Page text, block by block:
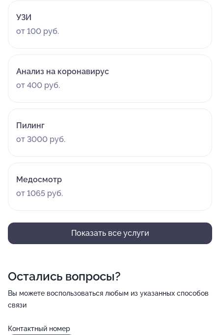
УЗИ
от 100 руб.
Анализ на коронавирус
от 400 руб.
Пилинг
от 3000 руб.
Медосмотр
от 1065 руб.
Показать все услуги
Остались вопросы?
Вы можете воспользоваться любым из указанных способов
связи
Контактный номер